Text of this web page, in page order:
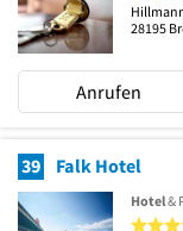
28195
Anrufen
39 Falk Hotel
Hotel&